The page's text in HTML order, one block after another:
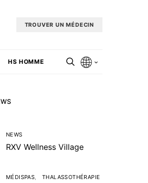
TROUVER UN MÉDECIN
HS HOMME
NEWS
RXV Wellness Village
MÉDISPAS THALASSOTHÉRAPIE